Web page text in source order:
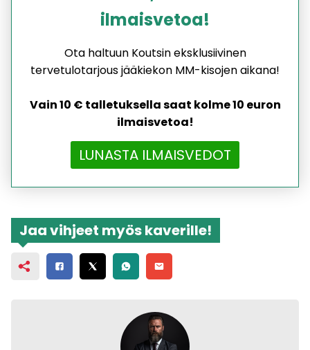
ilmaisvetoa!
Ota haltuun Koutsin eksklusiivinen
tervetulotarjous jääkiekon MM-kisojen aikana!
Vain 10 € talletuksella saat kolme 10 euron
ilmaisvetoa!
LUNASTA ILMAISVEDOT
Jaa vihjeet myös kaverille!